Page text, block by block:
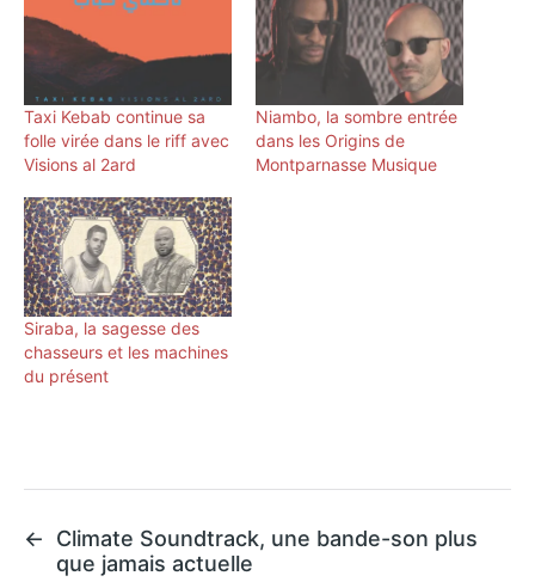
Taxi Kebab continue sa
folle virée dans le riff avec
Visions al 2ard
Niambo, la sombre entrée
dans les Origins de
Montparnasse Musique
Siraba, la sagesse des
chasseurs et les machines
du présent
←
Climate Soundtrack, une bande-son plus
que jamais actuelle